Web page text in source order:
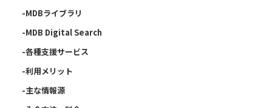
-MDBライブラリ
-MDB Digital Search
-各種支援サービス
-利用メリット
-主な情報源